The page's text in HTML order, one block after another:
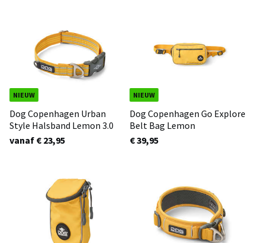
NIEUW
Dog Copenhagen Urban
Style Halsband Lemon 3.0
vanaf € 23,95
NIEUW
Dog Copenhagen Go Explore
Belt Bag Lemon
€ 39,95